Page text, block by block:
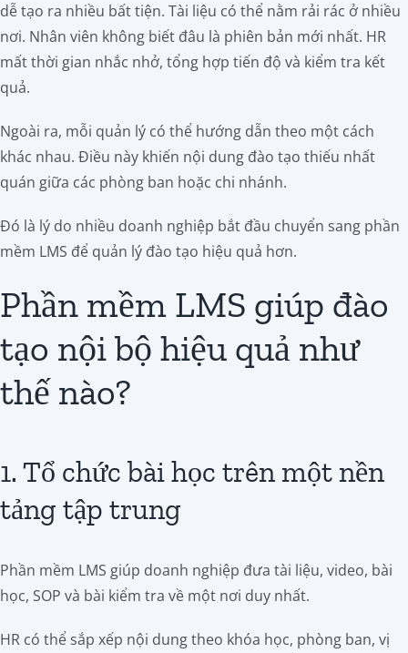
dễ tạo ra nhiều bất tiện. Tài liệu có thể nằm rải rác ở nhiều
nơi. Nhân viên không biết đâu là phiên bản mới nhất. HR
mất thời gian nhắc nhở, tổng hợp tiến độ và kiểm tra kết
quả.
Ngoài ra, mỗi quản lý có thể hướng dẫn theo một cách
khác nhau. Điều này khiến nội dung đào tạo thiếu nhất
quán giữa các phòng ban hoặc chi nhánh.
Đó là lý do nhiều doanh nghiệp bắt đầu chuyển sang phần
mềm LMS để quản lý đào tạo hiệu quả hơn.
Phần mềm LMS giúp đào
tạo nội bộ hiệu quả như
thế nào?
1. Tổ chức bài học trên một nền
tảng tập trung
Phần mềm LMS giúp doanh nghiệp đưa tài liệu, video, bài
học, SOP và bài kiểm tra về một nơi duy nhất.
HR có thể sắp xếp nội dung theo khóa học, phòng ban, vị